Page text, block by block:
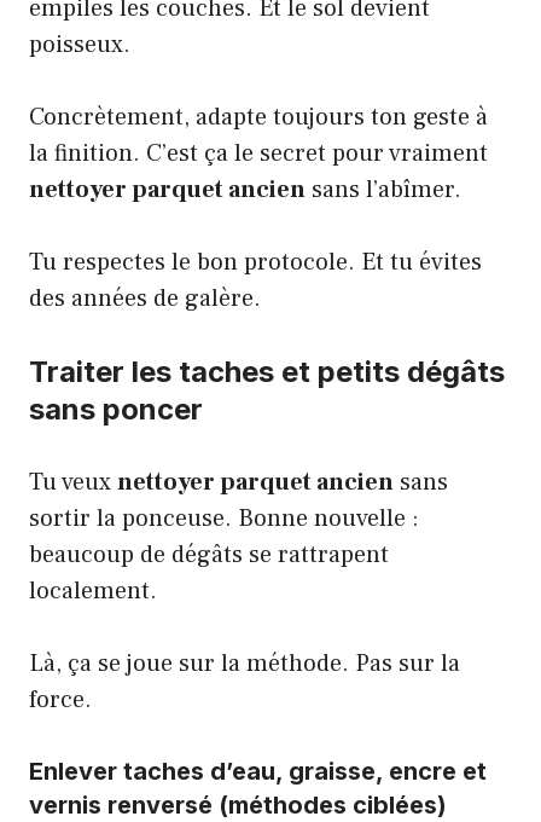
empiles les couches. Et le sol devient
poisseux.
Concrètement, adapte toujours ton geste à
la finition. C’est ça le secret pour vraiment
nettoyer parquet ancien sans l’abîmer.
Tu respectes le bon protocole. Et tu évites
des années de galère.
Traiter les taches et petits dégâts
sans poncer
Tu veuxnettoyer parquet ancien sans
sortir la ponceuse. Bonne nouvelle :
beaucoup de dégâts se rattrapent
localement.
Là, ça se joue sur la méthode. Pas sur la
force.
Enlever taches d’eau, graisse, encre et
vernis renversé (méthodes ciblées)